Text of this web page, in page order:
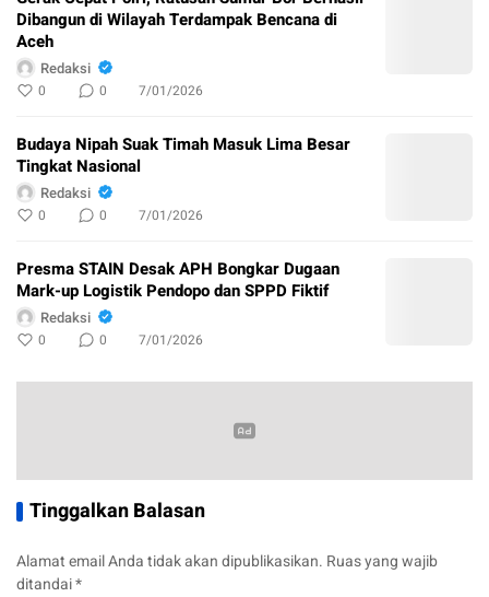
Dibangun di Wilayah Terdampak Bencana di
Aceh
Redaksi
0 0 7/01/2026
Budaya Nipah Suak Timah Masuk Lima Besar
Tingkat Nasional
Redaksi
0 0 7/01/2026
Presma STAIN Desak APH Bongkar Dugaan
Mark-up Logistik Pendopo dan SPPD Fiktif
Redaksi
0 0 7/01/2026
Tinggalkan Balasan
Alamat email Anda tidak akan dipublikasikan. Ruas yang wajib
ditandai*